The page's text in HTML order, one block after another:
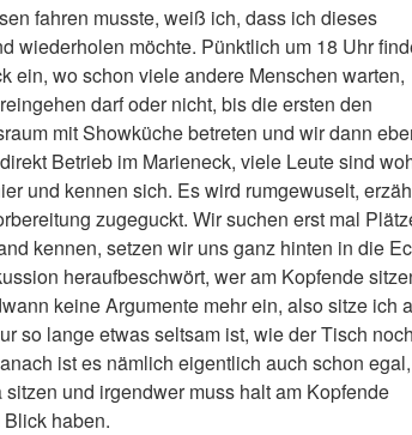
fahren musste, weiß ich, dass ich dieses
wiederholen möchte. Pünktlich um 18 Uhr
ein, wo schon viele andere Menschen warten,
darf oder nicht, bis die ersten den
mit Showküche betreten und wir dann
Betrieb im Marieneck, viele Leute sind
und kennen sich. Es wird rumgewuselt,
zugeguckt. Wir suchen erst mal
kennen, setzen wir uns ganz hinten in die
heraufbeschwört, wer am Kopfende
keine Argumente mehr ein, also sitze ich
so lange etwas seltsam ist, wie der Tisch noch
ist es nämlich eigentlich auch schon egal,
und irgendwer muss halt am Kopfende
haben.